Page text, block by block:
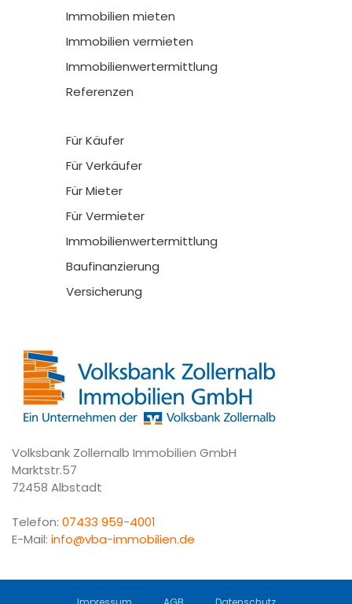
Immobilien mieten
Immobilien vermieten
Immobilienwertermittlung
Referenzen
Für Käufer
Für Verkäufer
Für Mieter
Für Vermieter
Immobilienwertermittlung
Baufinanzierung
Versicherung
Volksbank Zollernalb Immobilien GmbH
Marktstr.57
72458 Albstadt
Telefon: 07433 959-4001
E-Mail: info@vba-immobilien.de